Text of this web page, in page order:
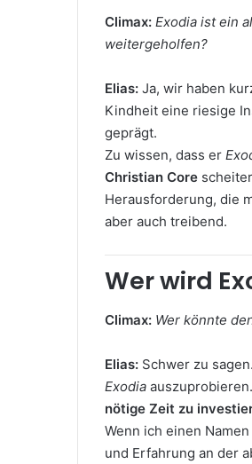
Climax: Exodia ist ein
weitergeholfen?
Elias: Ja, wir haben
Kindheit eine riesige
geprägt.
Zu wissen, dass er
Christian Core
Herausforderung, die
aber auch treibend.
Wer wird
Climax: Wer könnte
Elias: Schwer zu
Exodia
nötige Zeit zu
Wenn ich einen
und Erfahrung an der